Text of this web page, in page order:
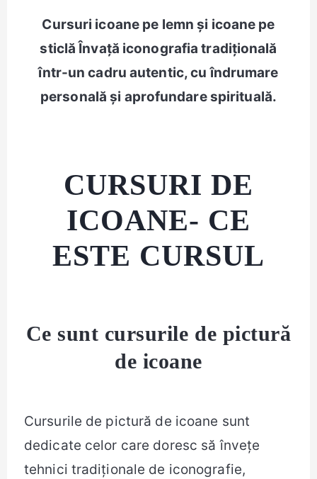
Cursuri icoane pe lemn și icoane pe
sticlă Învață iconografia tradițională
într-un cadru autentic, cu îndrumare
personală și aprofundare spirituală.
CURSURI DE
ICOANE- CE
ESTE CURSUL
Ce sunt cursurile de pictură
de icoane
Cursurile de pictură de icoane sunt
dedicate celor care doresc să învețe
tehnici tradiționale de iconografie,